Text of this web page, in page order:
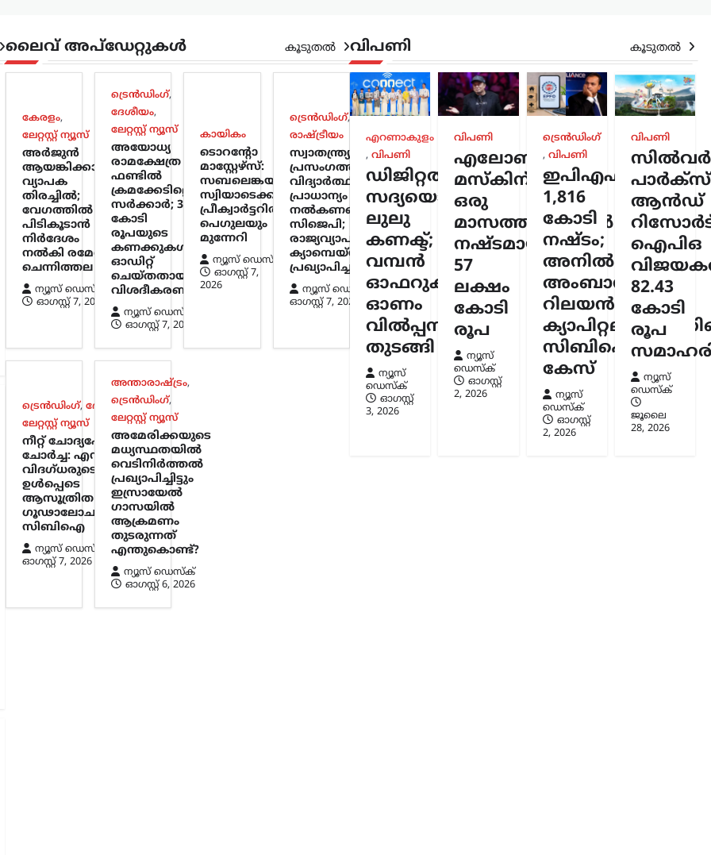
ലൈവ് അപ്‌ഡേറ്റുകൾ കൂടുതൽ
കേരളം,
ലേറ്റസ്റ്റ് ന്യൂസ്
അര്‍ജുന്‍
ആയങ്കിക്കായി
വ്യാപക
തിരച്ചില്‍;
വേഗത്തില്‍
പിടികൂടാന്‍
നിര്‍ദേശം
നല്‍കി രമേശ്
ചെന്നിത്തല
ന്യൂസ് ഡെസ്ക്
ഓഗസ്റ്റ്‌ 7, 2026
ട്രെൻഡിംഗ്,
ദേശീയം,
ലേറ്റസ്റ്റ് ന്യൂസ്
അയോധ്യ
രാമക്ഷേത്ര
ഫണ്ടിൽ
ക്രമക്കേടില്ലെന്ന്
സർക്കാർ; 3,300
കോടി
രൂപയുടെ
കണക്കുകൾ
ഓഡിറ്റ്
ചെയ്തതായി
വിശദീകരണം
ന്യൂസ് ഡെസ്ക്
ഓഗസ്റ്റ്‌ 7, 2026
കായികം
ടൊറന്റോ
മാസ്റ്റേഴ്സ്:
സബലെങ്കയും
സ്വിയാടെക്കും
പ്രീക്വാർട്ടറിൽ;
പെഗുലയും
മുന്നേറി
ന്യൂസ് ഡെസ്ക്
ഓഗസ്റ്റ്‌ 7,
2026
ട്രെൻഡിംഗ്,ദേശീയം,
രാഷ്ട്രീയം
സ്വാതന്ത്ര്യദിന
പ്രസംഗത്തിൽ
വിദ്യാർത്ഥികൾക്ക്
പ്രാധാന്യം
നൽകണമെന്ന്
സിജെപി;
രാജ്യവ്യാപക
ക്യാമ്പെയ്ൻ
പ്രഖ്യാപിച്ചു
ന്യൂസ് ഡെസ്ക്
ഓഗസ്റ്റ്‌ 7, 2026
ട്രെൻഡിംഗ്, ദേശീയം,
ലേറ്റസ്റ്റ് ന്യൂസ്
നീറ്റ് ചോദ്യപേപ്പർ
ചോർച്ച: എൻടിഎ
വിദഗ്ധരുടെ പങ്ക്
ഉൾപ്പെടെ
ആസൂത്രിത
ഗൂഢാലോചനയെന്ന്
സിബിഐ
ന്യൂസ് ഡെസ്ക്
ഓഗസ്റ്റ്‌ 7, 2026
അന്താരാഷ്ട്രം,
ട്രെൻഡിംഗ്,
ലേറ്റസ്റ്റ് ന്യൂസ്
അമേരിക്കയുടെ
മധ്യസ്ഥതയിൽ
വെടിനിർത്തൽ
പ്രഖ്യാപിച്ചിട്ടും
ഇസ്രായേൽ
ഗാസയിൽ
ആക്രമണം
തുടരുന്നത്
എന്തുകൊണ്ട്?
ന്യൂസ് ഡെസ്ക്
ഓഗസ്റ്റ്‌ 6, 2026
വിപണി കൂടുതൽ
എറണാകുളം
,വിപണി
ഡിജിറ്റൽ
സദ്യയൊരുക്കി
ലുലു
കണക്ട്;
വമ്പൻ
ഓഫറുകളുമായി
ഓണം
വിൽപ്പന
തുടങ്ങി
ന്യൂസ്
ഡെസ്ക്
ഓഗസ്റ്റ്‌
3, 2026
വിപണി
എലോൺ
മസ്കിന്
ഒരു
മാസത്തിനുള്ളിൽ
നഷ്ടമായത്
57
ലക്ഷം
കോടി
രൂപ
ന്യൂസ്
ഡെസ്ക്
ഓഗസ്റ്റ്‌
2, 2026
ട്രെൻഡിംഗ്
, വിപണി
ഇപിഎഫ്ഒയ്ക്ക്
1,816
കോടി
നഷ്ടം;
അനിൽ
അംബാനിക്കും
റിലയൻസ്
സിബിഐ
കേസ്
ന്യൂസ്
ഡെസ്ക്
ഓഗസ്റ്റ്‌
2, 2026
വിപണി
പാർക്സ്
ആൻഡ്
ഐപിഒ
82.43
കോടി
രൂപ
ന്യൂസ്
ഡെസ്ക്
ജൂലൈ
28, 2026